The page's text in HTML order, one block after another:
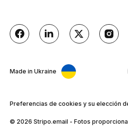
Made in Ukraine
Preferencias de cookies y su elección
© 2026 Stripо.email - Fotos